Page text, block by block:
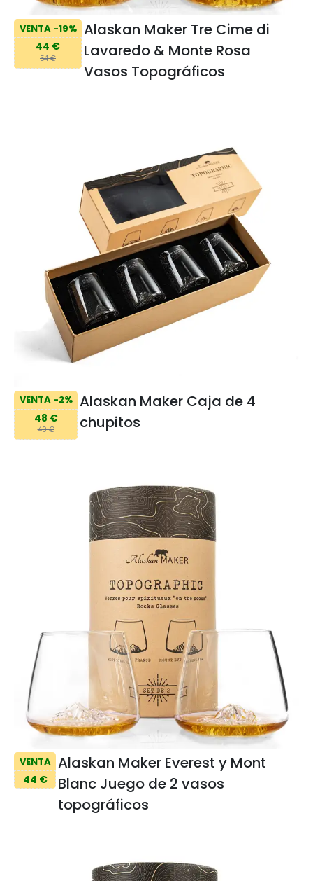
VENTA -19%
44 €
54 €
Alaskan Maker Tre Cime di
Lavaredo & Monte Rosa
Vasos Topográficos
VENTA -2%
48 €
49 €
Alaskan Maker Caja de 4
chupitos
VENTA
44 €
Alaskan Maker Everest y Mont
Blanc Juego de 2 vasos
topográficos